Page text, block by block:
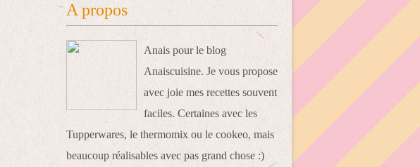
A propos
Anais pour le blog
Anaiscuisine. Je vous propose
avec joie mes recettes souvent
faciles. Certaines avec les
Tupperwares, le thermomix ou le cookeo, mais
beaucoup réalisables avec pas grand chose :)